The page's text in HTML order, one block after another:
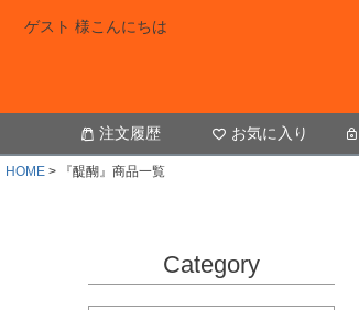
ゲスト 様こんにちは
注文履歴 お気に入り
HOME 『醍醐』商品一覧
Category